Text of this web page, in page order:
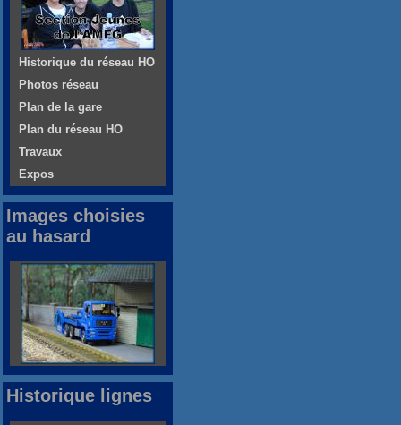
Historique du réseau HO
Photos réseau
Plan de la gare
Plan du réseau HO
Travaux
Expos
Images choisies
au hasard
Historique lignes